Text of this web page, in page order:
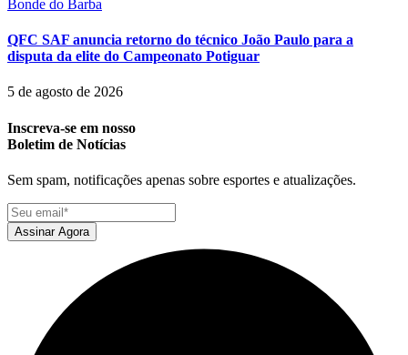
Bonde do Barba
QFC SAF anuncia retorno do técnico João Paulo para a
disputa da elite do Campeonato Potiguar
5 de agosto de 2026
Inscreva-se em nosso
Boletim de Notícias
Sem spam, notificações apenas sobre esportes e atualizações.
Assinar Agora